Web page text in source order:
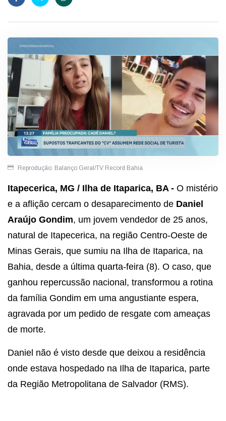
Reprodução: Balanço Geral/TV Record Bahia
Itapecerica, MG / Ilha de Itaparica, BA - O mistério
e a aflição cercam o desaparecimento de Daniel
Araújo Gondim, um jovem vendedor de 25 anos,
natural de Itapecerica, na região Centro-Oeste de
Minas Gerais, que sumiu na Ilha de Itaparica, na
Bahia, desde a última quarta-feira (8). O caso, que
ganhou repercussão nacional, transformou a rotina
da família Gondim em uma angustiante espera,
agravada por um pedido de resgate com ameaças
de morte.
Daniel não é visto desde que deixou a residência
onde estava hospedado na Ilha de Itaparica, parte
da Região Metropolitana de Salvador (RMS).